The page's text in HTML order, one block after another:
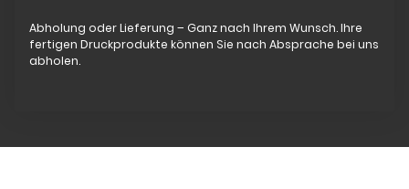
Abholung oder Lieferung – Ganz nach Ihrem Wunsch. Ihre
fertigen Druckprodukte können Sie nach Absprache bei uns
abholen.